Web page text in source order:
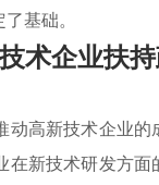
基础。
术企业扶
动高新技术企业
新技术研发方